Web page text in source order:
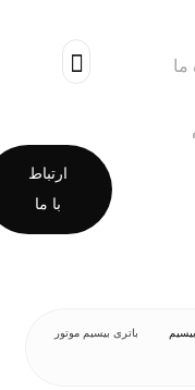
ما
ارتباط
با ما
باتری بیسیم موتور